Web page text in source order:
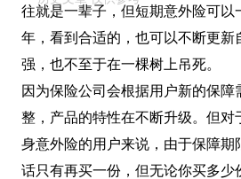
往就是一辈子，但短期意外险可以
年，看到合适的，也可以不断更新
强，也不至于在一棵树上吊死。
因为保险公司会根据用户新的保障
整，产品的特性在不断升级。但对
身意外险的用户来说，由于保障期
话只有再买一份，但无论你买多少